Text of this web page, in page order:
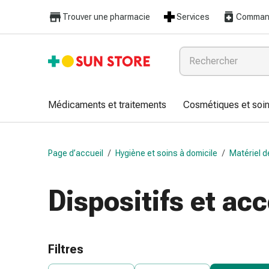
Médicaments
Refroidissement
Bonbons
Mal
gorge
Grippe
Toux
Inhalateurs
Trouver une pharmacie Services
Médicaments et traitements Cosmétiques et
Page d’accueil / Hygiène et soins à domicile / Matériel
Dispositifs et
Filtres